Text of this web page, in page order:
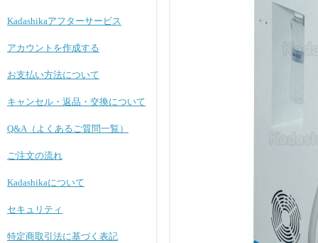
Kadashikaアフターサービス
アカウントを作成する
お支払い方法について
キャンセル・返品・交換について
Q&A（よくあるご質問一覧）
ご注文の流れ
Kadashikaについて
セキュリティ
特定商取引法に基づく表記